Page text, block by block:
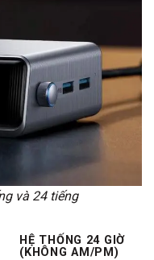
và 24 tiếng
HỆ THỐNG 24 GIỜ
(KHÔNG AM/PM)